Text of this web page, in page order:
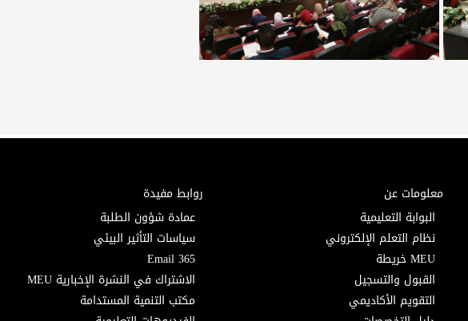
معلومات عن
البوابة التعليمية
نظام التعلم الإلكتروني
MEU خريطة
القبول والتسجيل
التقويم الأكاديمي
روابط مفيدة
عمادة شؤون الطلبة
سياسات التأثير البيئي
Email 365
الاشتراك في النشرة الإخبارية MEU
مكتب التنمية المستدامة